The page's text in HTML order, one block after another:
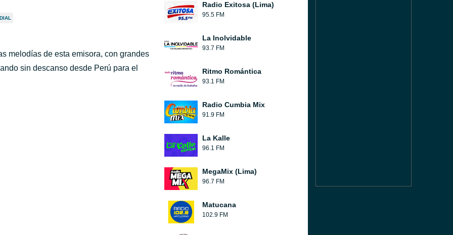
melodías de esta emisora, con grandes
sin descanso desde Perú para el
Radio Exitosa (Lima)
95.5 FM
La Inolvidable
93.7 FM
Ritmo Romántica
93.1 FM
Radio Cumbia Mix
91.9 FM
La Kalle
96.1 FM
MegaMix (Lima)
96.7 FM
Matucana
102.9 FM